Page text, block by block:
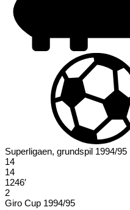
Superligaen, grundspil 1994/95
14
14
1246′
2
Giro Cup 1994/95